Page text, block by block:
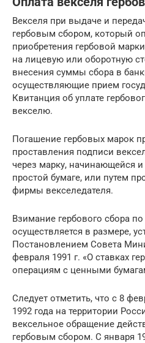
Векселя при выдаче и
гербовым сбором, который
приобретения гербовой
на лицевую или оборотную
внесения суммы сбора в
осуществляющие прием
Квитанция об уплате
векселю.
Погашение гербовых марок
проставления подписи
через марку, начинающейся
простой бумаге, или путем
фирмы векселедателя.
Взимание гербового сбора
осуществляется в размере,
Постановлением Совета
февраля 1991 г. «О ставках
операциям с ценными
Следует отметить, что с 8
1992 года на территории
вексельное обращение
гербовым сбором. С января